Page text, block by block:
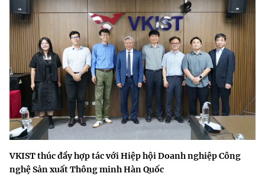
VKIST thúc đẩy hợp tác với Hiệp hội Doanh nghiệp Công
nghệ Sản xuất Thông minh Hàn Quốc